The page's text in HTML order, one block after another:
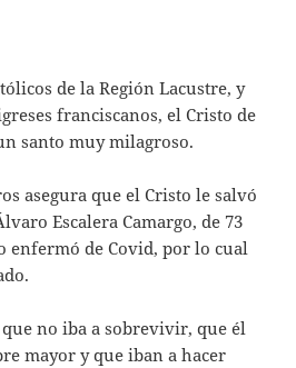
de la Región Lacustre, y
franciscanos, el Cristo de
santo muy milagroso.
asegura que el Cristo le salvó
Escalera Camargo, de 73
enfermó de Covid, por lo cual
no iba a sobrevivir, que él
mayor y que iban a hacer